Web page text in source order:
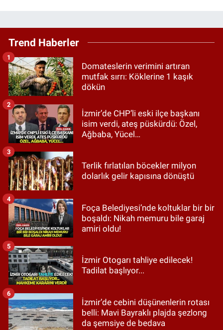
Trend Haberler
Domateslerin verimini artıran
mutfak sırrı: Köklerine 1 kaşık
dökün
1
İzmir’de CHP’li eski ilçe başkanı
isim verdi, ateş püskürdü: Özel,
Ağbaba, Yücel…
2
Terlik fırlatılan böcekler milyon
dolarlık gelir kapısına dönüştü
3
Foça Belediyesi’nde koltuklar bir bir
boşaldı: Nikah memuru bile garaj
amiri oldu!
4
İzmir Otogarı tahliye edilecek!
Tadilat başlıyor...
5
İzmir’de cebini düşünenlerin rotası
belli: Mavi Bayraklı plajda şezlong
da şemsiye de bedava
6